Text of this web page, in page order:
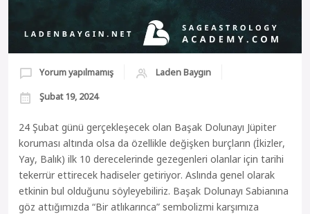
Yorum yapılmamış Laden Baygın
Şubat 19, 2024
24 Şubat günü gerçekleşecek olan Başak Dolunayı Jüpiter
koruması altında olsa da özellikle değişken burçların (İkizler,
Yay, Balık) ilk 10 derecelerinde gezegenleri olanlar için tarihi
tekerrür ettirecek hadiseler getiriyor. Aslında genel olarak
etkinin bul olduğunu söyleyebiliriz. Başak Dolunayı Sabianına
göz attığımızda “Bir atlıkarınca” sembolizmi karşımıza